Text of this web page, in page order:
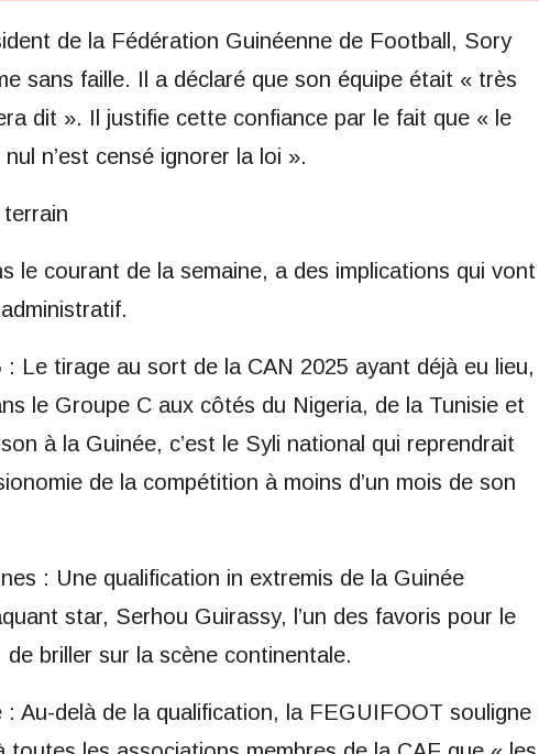
de la Fédération Guinéenne de Football, Sory
sans faille. Il a déclaré que son équipe était « très
dit ». Il justifie cette confiance par le fait que « le
n’est censé ignorer la loi ».
le courant de la semaine, a des implications qui vont
: Le tirage au sort de la CAN 2025 ayant déjà eu lieu,
le Groupe C aux côtés du Nigeria, de la Tunisie et
à la Guinée, c’est le Syli national qui reprendrait
de la compétition à moins d’un mois de son
: Une qualification in extremis de la Guinée
star, Serhou Guirassy, l’un des favoris pour le
briller sur la scène continentale.
: Au-delà de la qualification, la FEGUIFOOT souligne